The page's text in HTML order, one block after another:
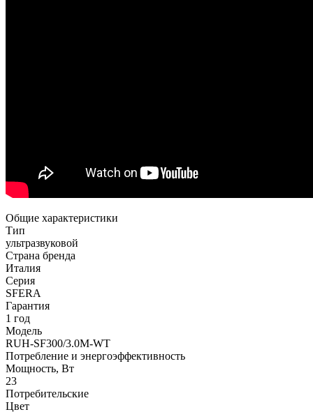
Общие характеристики
Тип
ультразвуковой
Страна бренда
Италия
Серия
SFERA
Гарантия
1 год
Модель
RUH-SF300/3.0M-WT
Потребление и энергоэффективность
Мощность, Вт
23
Потребительские
Цвет